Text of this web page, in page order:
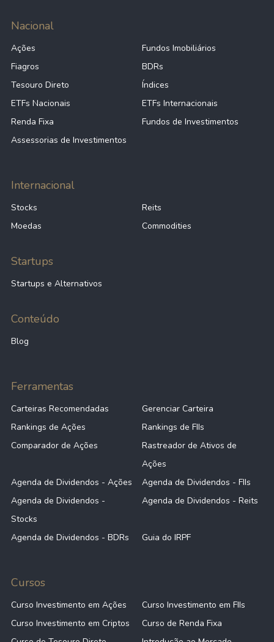
Nacional
Ações
Fundos Imobiliários
Fiagros
BDRs
Tesouro Direto
Índices
ETFs Nacionais
ETFs Internacionais
Renda Fixa
Fundos de Investimentos
Assessorias de Investimentos
Internacional
Stocks
Reits
Moedas
Commodities
Startups
Startups e Alternativos
Conteúdo
Blog
Ferramentas
Carteiras Recomendadas
Gerenciar Carteira
Rankings de Ações
Rankings de FIIs
Comparador de Ações
Rastreador de Ativos de
Ações
Agenda de Dividendos - Ações
Agenda de Dividendos - FIIs
Agenda de Dividendos -
Stocks
Agenda de Dividendos - Reits
Agenda de Dividendos - BDRs Guia do IRPF
Cursos
Curso Investimento em Ações
Curso Investimento em FIIs
Curso Investimento em Criptos
Curso de Renda Fixa